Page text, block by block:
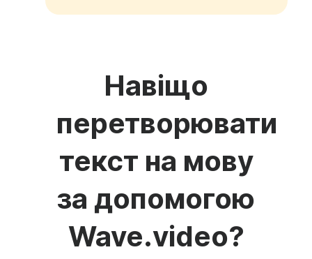
Навіщо
перетворювати
текст на мову
за допомогою
Wave.video?